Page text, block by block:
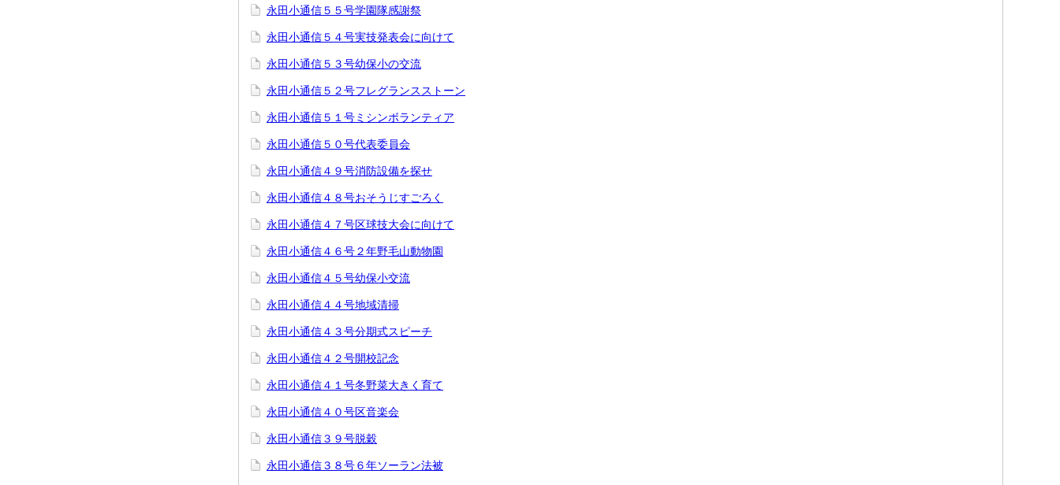
永田小通信５５号学園隊感謝祭
永田小通信５４号実技発表会に向けて
永田小通信５３号幼保小の交流
永田小通信５２号フレグランスストーン
永田小通信５１号ミシンボランティア
永田小通信５０号代表委員会
永田小通信４９号消防設備を探せ
永田小通信４８号おそうじすごろく
永田小通信４７号区球技大会に向けて
永田小通信４６号２年野毛山動物園
永田小通信４５号幼保小交流
永田小通信４４号地域清掃
永田小通信４３号分期式スピーチ
永田小通信４２号開校記念
永田小通信４１号冬野菜大きく育て
永田小通信４０号区音楽会
永田小通信３９号脱穀
永田小通信３８号６年ソーラン法被